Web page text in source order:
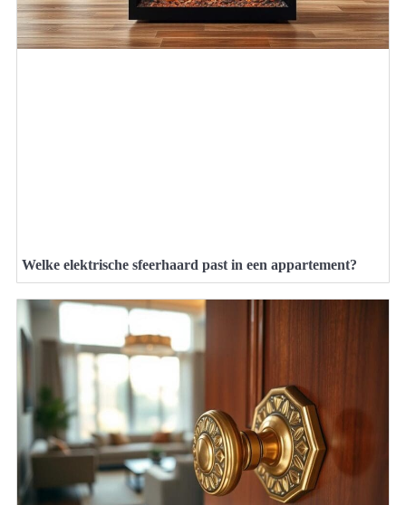
Welke elektrische sfeerhaard past in een appartement?